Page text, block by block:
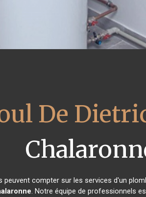
De
peuvent compter sur les services d'un
. Notre équipe de professionnels